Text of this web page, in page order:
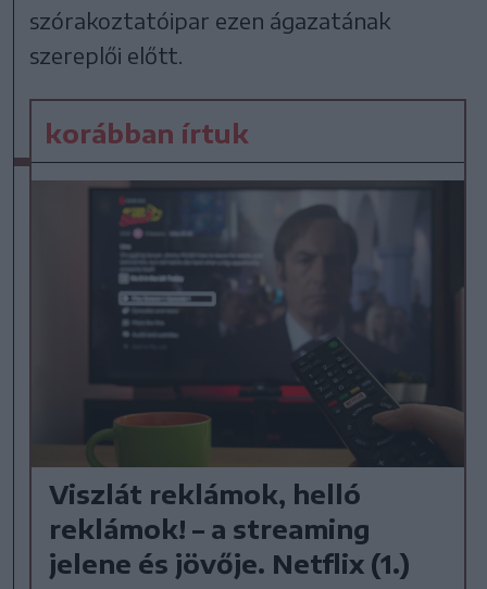
szórakoztatóipar ezen ágazatának
szereplői előtt.
korábban írtuk
Viszlát reklámok, helló
reklámok! – a streaming
jelene és jövője. Netflix (1.)